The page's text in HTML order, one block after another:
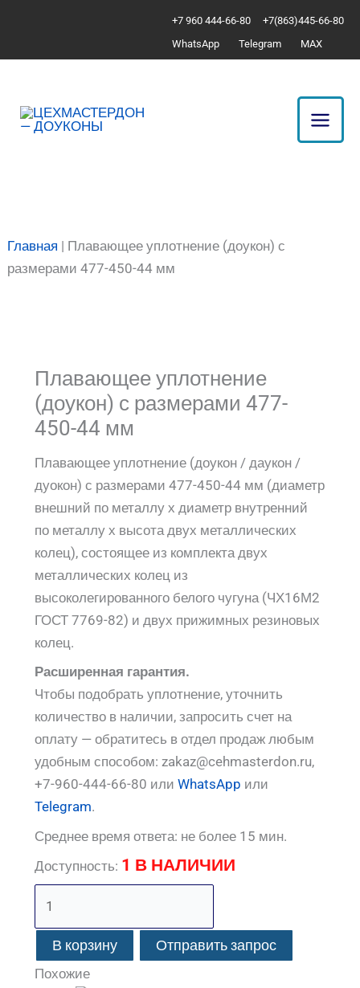
содержимому
+7 960 444-66-80
+7(863)445-66-80
WhatsApp
Telegram MAX
Главная | Плавающее уплотнение (доукон) с
размерами 477-450-44 мм
Плавающее уплотнение
(доукон) с размерами 477-
450-44 мм
Плавающее уплотнение (доукон / даукон /
дуокон) с размерами 477-450-44 мм (диаметр
внешний по металлу х диаметр внутренний
по металлу х высота двух металлических
колец), состоящее из комплекта двух
металлических колец из
высоколегированного белого чугуна (ЧХ16М2
ГОСТ 7769-82) и двух прижимных резиновых
колец.
Расширенная гарантия.
Чтобы подобрать уплотнение, уточнить
количество в наличии, запросить счет на
оплату — обратитесь в отдел продаж любым
удобным способом: zakaz@cehmasterdon.ru,
+7-960-444-66-80 илиWhatsApp или
Telegram.
Среднее время ответа: не более 15 мин.
Доступность: 1 В НАЛИЧИИ
Плавающее
с
В корзину Отправить запрос
Похожие